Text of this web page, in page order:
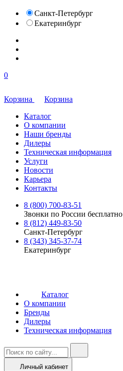
Санкт-Петербург
Екатеринбург
0
Корзина
Корзина
Каталог
О компании
Наши бренды
Дилеры
Техническая информация
Услуги
Новости
Карьера
Контакты
8 (800) 700-83-51
Звонки по России бесплатно
8 (812) 449-83-50
Санкт-Петербург
8 (343) 345-37-74
Екатеринбург
Каталог
О компании
Бренды
Дилеры
Техническая информация
Личный кабинет